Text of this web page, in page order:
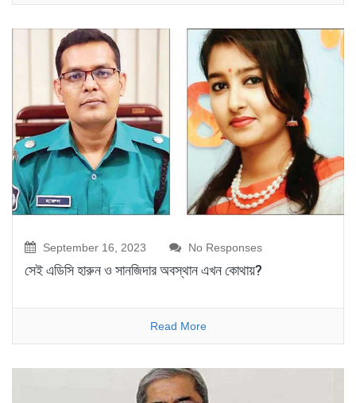
September 16, 2023 No Responses
সেই এডিসি হারুন ও সানজিদার অবস্থান এখন কোথায়?
Read More